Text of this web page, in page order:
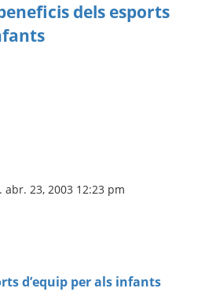
dels esports
abr. 23, 2003 12:23 pm
d’equip per als infants